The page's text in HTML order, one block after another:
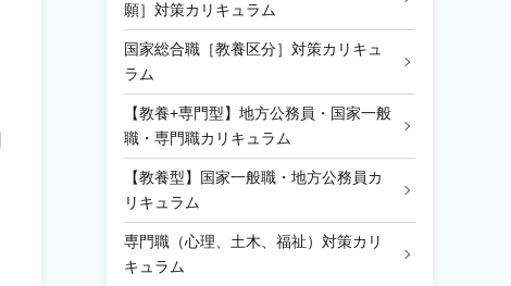
願］対策カリキュラム
国家総合職［教養区分］対策カリキュ
ラム
【教養+専門型】地方公務員・国家一般
職・専門職カリキュラム
【教養型】国家一般職・地方公務員カ
リキュラム
専門職（心理、土木、福祉）対策カリ
キュラム